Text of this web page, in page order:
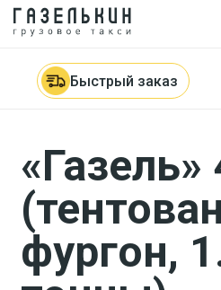
Быстрый заказ
Главная  Автопарк
фургон,